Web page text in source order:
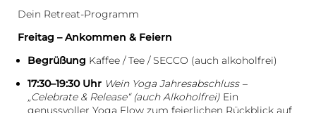
Dein Retreat-Programm
Freitag – Ankommen & Feiern
Begrüßung Kaffee / Tee / SECCO (auch alkoholfrei)
17:30–19:30 Uhr Wein Yoga Jahresabschluss –
„Celebrate & Release“ (auch Alkoholfrei) Ein
genussvoller Yoga Flow zum feierlichen Rückblick auf